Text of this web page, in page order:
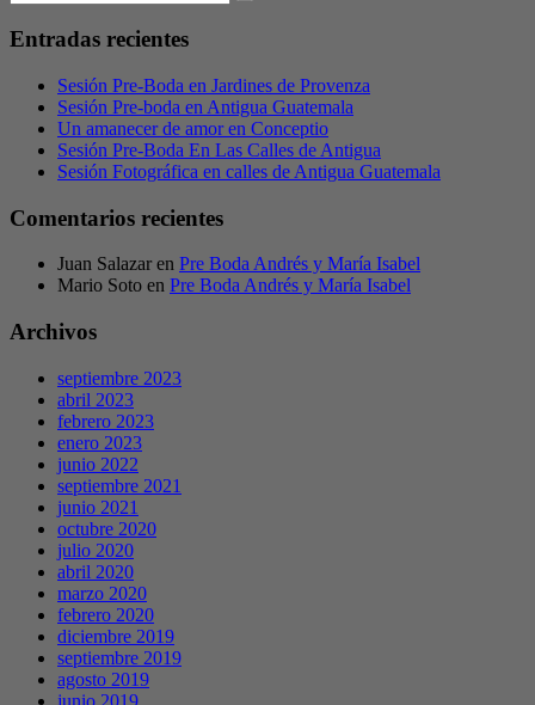
Entradas recientes
Sesión Pre-Boda en Jardines de Provenza
Sesión Pre-boda en Antigua Guatemala
Un amanecer de amor en Conceptio
Sesión Pre-Boda En Las Calles de Antigua
Sesión Fotográfica en calles de Antigua Guatemala
Comentarios recientes
Juan Salazar en Pre Boda Andrés y María Isabel
Mario Soto en Pre Boda Andrés y María Isabel
Archivos
septiembre 2023
abril 2023
febrero 2023
enero 2023
junio 2022
septiembre 2021
junio 2021
octubre 2020
julio 2020
abril 2020
marzo 2020
febrero 2020
diciembre 2019
septiembre 2019
agosto 2019
junio 2019